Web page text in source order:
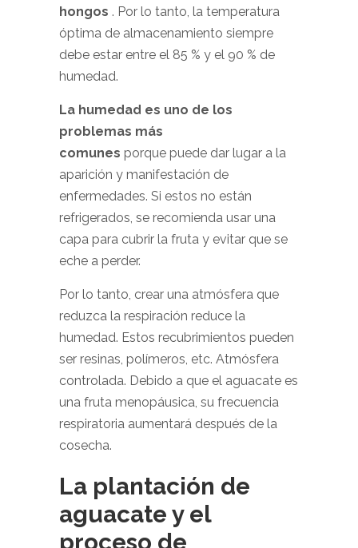
hongos . Por lo tanto, la temperatura
óptima de almacenamiento siempre
debe estar entre el 85 % y el 90 % de
humedad.
La humedad es uno de los
problemas más
comunes porque puede dar lugar a la
aparición y manifestación de
enfermedades. Si estos no están
refrigerados, se recomienda usar una
capa para cubrir la fruta y evitar que se
eche a perder.
Por lo tanto, crear una atmósfera que
reduzca la respiración reduce la
humedad. Estos recubrimientos pueden
ser resinas, polímeros, etc. Atmósfera
controlada. Debido a que el aguacate es
una fruta menopáusica, su frecuencia
respiratoria aumentará después de la
cosecha.
La plantación de
aguacate y el
proceso de